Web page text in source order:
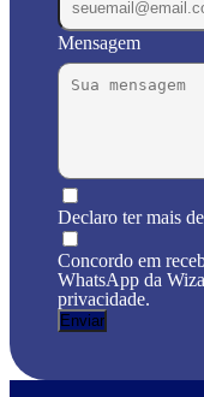
Mensagem
Declaro ter mais
Concordo em
WhatsApp da
privacidade.